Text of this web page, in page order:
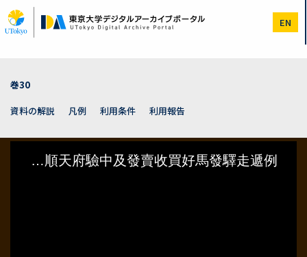
イ
ン
EN
巻30
資料の解説
凡例 利用条件 利用報告